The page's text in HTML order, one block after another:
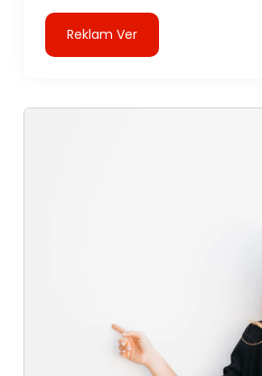
Reklam Ver